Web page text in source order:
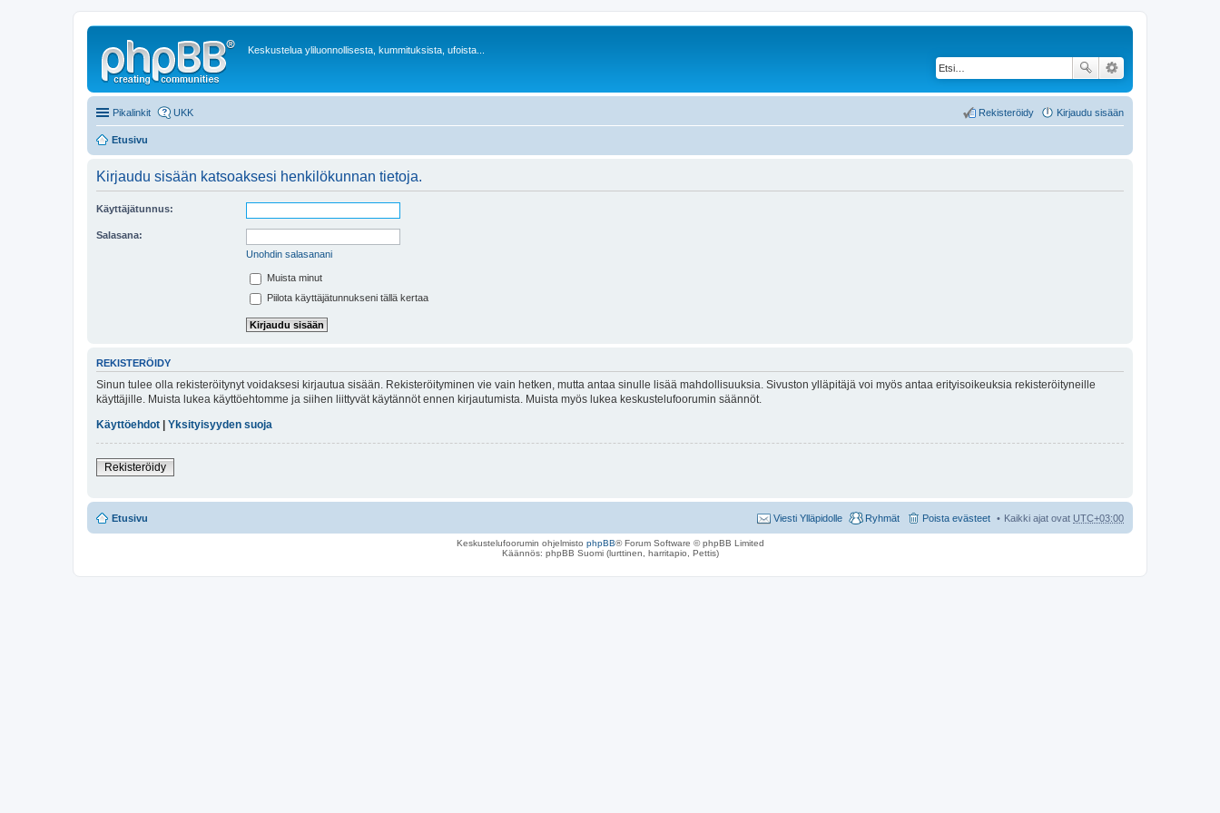
Keskustelua yliluonnollisesta, kummituksista, ufoista...
Pikalinkit UKK Kirjaudu sisään
Rekisteröidy
Etusivu
Kirjaudu sisään katsoaksesi henkilökunnan tietoja.
Käyttäjätunnus:
Salasana:
Unohdin salasanani
Muista minut
Piilota käyttäjätunnukseni tällä kertaa
REKISTERÖIDY
Sinun tulee olla rekisteröitynyt voidaksesi kirjautua sisään. Rekisteröityminen vie vain hetken, mutta antaa sinulle lisää mahdollisuuksia. Sivuston ylläpitäjä voi myös antaa erityisoikeuksia rekisteröityneille
käyttäjille. Muista lukea käyttöehtomme ja siihen liittyvät käytännöt ennen kirjautumista. Muista myös lukea keskustelufoorumin säännöt.
Käyttöehdot | Yksityisyyden suoja
Rekisteröidy
Etusivu Kaikki ajat ovat UTC+03:00
Poista evästeet
Ryhmät
Viesti Ylläpidolle
Keskustelufoorumin ohjelmisto phpBB® Forum Software © phpBB Limited
Käännös: phpBB Suomi (lurttinen, harritapio, Pettis)